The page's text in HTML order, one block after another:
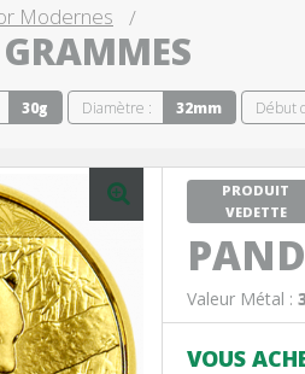
Modernes
30g Diamètre : 32mm Début
PRODUIT
VEDETTE
Valeur Métal :
VOUS